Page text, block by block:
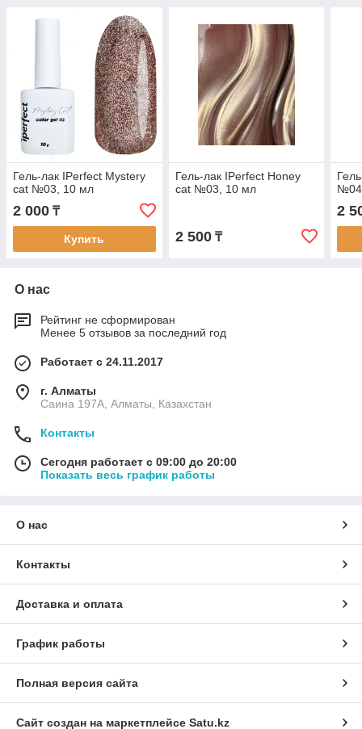
Гель-лак IPerfect Mystery
cat №03, 10 мл
2 000 ₸
Купить
Гель-лак IPerfect Honey
cat №03, 10 мл
2 500₸
2
О нас
Рейтинг не сформирован
Менее 5 отзывов за последний год
Работает с 24.11.2017
г. Алматы
Саина 197А, Алматы, Казахстан
Контакты
Сегодня работает с 09:00 до 20:00
Показать весь график работы
О нас
Контакты
Доставка и оплата
График работы
Полная версия сайта
Сайт создан на маркетплейсе Satu.kz